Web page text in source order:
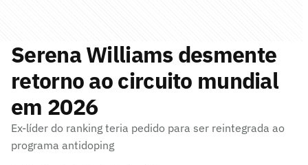
Serena Williams desmente
retorno ao circuito mundial
em 2026
Ex-líder do ranking teria pedido para ser reintegrada ao
programa antidoping